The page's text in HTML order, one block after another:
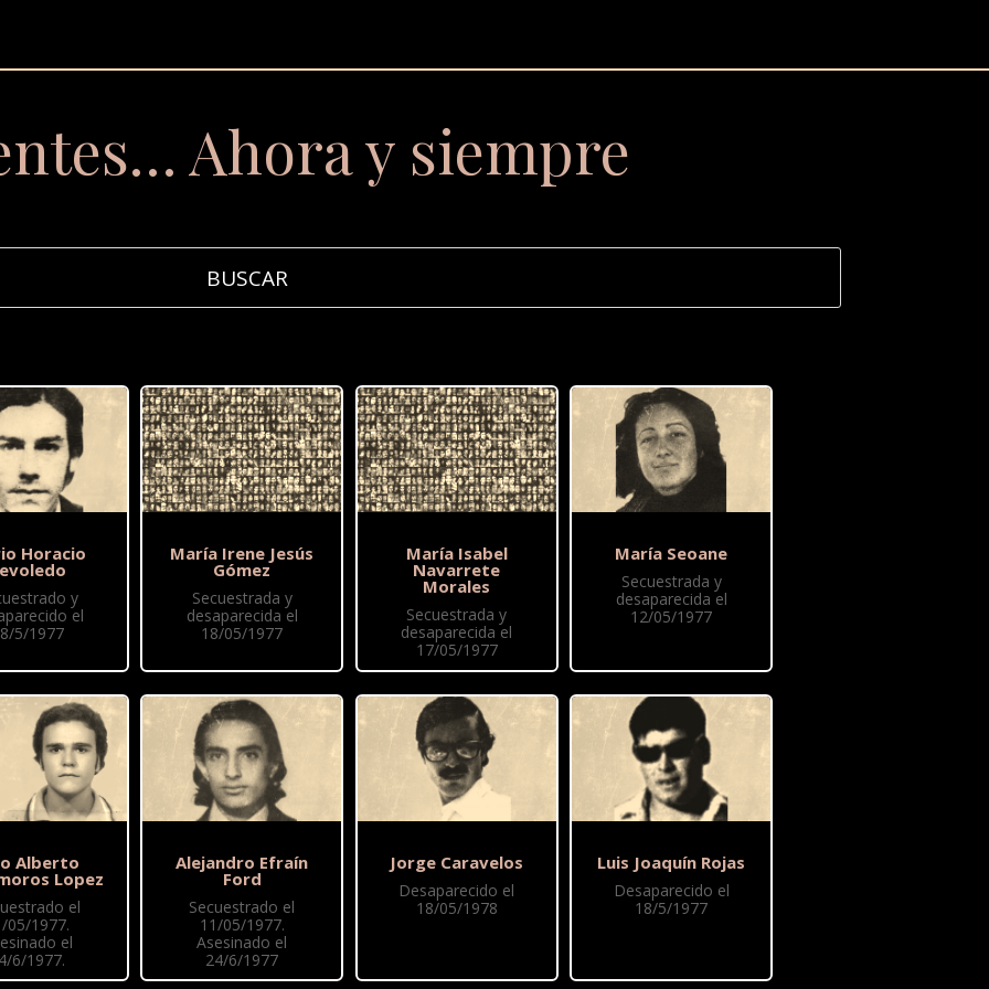
Ahora y siempre
Horacio
y
el
5/1977
Alberto
Lopez
el
05/1977.
el
6/1977.
María Irene Jesús
Gómez
Secuestrada y
desaparecida el
18/05/1977
Alejandro Efraín
Ford
Secuestrado el
11/05/1977.
Asesinado el
24/6/1977
María Isabel
Navarrete
Morales
Secuestrada y
desaparecida el
17/05/1977
Jorge Caravelos
Desaparecido el
18/05/1978
María Seoane
Secuestrada y
desaparecida el
12/05/1977
Luis Joaquín Rojas
Desaparecido el
18/5/1977